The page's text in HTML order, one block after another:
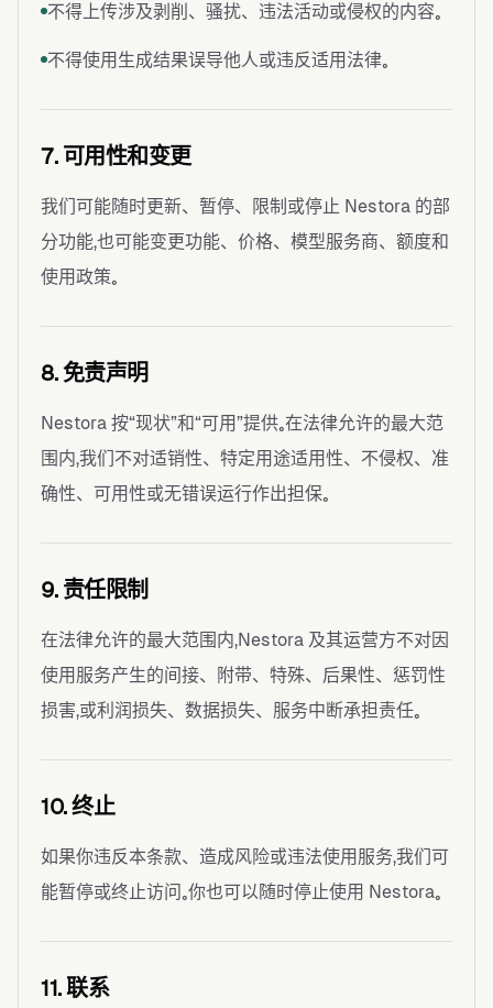
不得上传涉及剥削、骚扰、违法活动或侵权的内容。
不得使用生成结果误导他人或违反适用法律。
7. 可用性和变更
我们可能随时更新、暂停、限制或停止 Nestora 的部
分功能，也可能变更功能、价格、模型服务商、额度和
使用政策。
8. 免责声明
Nestora 按“现状”和“可用”提供。在法律允许的最大范
围内，我们不对适销性、特定用途适用性、不侵权、准
确性、可用性或无错误运行作出担保。
9. 责任限制
在法律允许的最大范围内，Nestora 及其运营方不对因
使用服务产生的间接、附带、特殊、后果性、惩罚性
损害，或利润损失、数据损失、服务中断承担责任。
10. 终止
如果你违反本条款、造成风险或违法使用服务，我们可
能暂停或终止访问。你也可以随时停止使用 Nestora。
11. 联系